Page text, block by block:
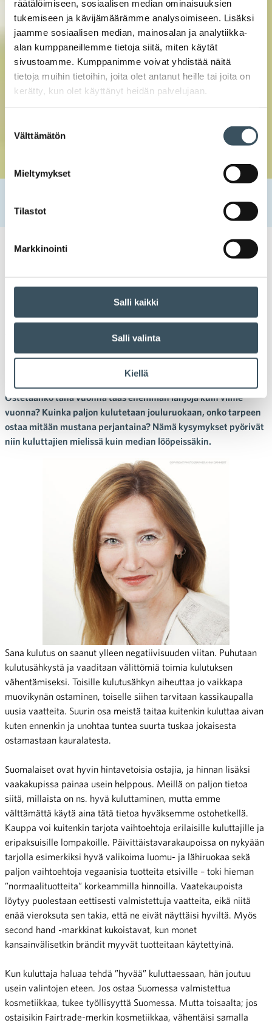
räätälöimiseen, sosiaalisen median ominaisuuksien
tukemiseen ja kävijämäärämme analysoimiseen. Lisäksi
jaamme sosiaalisen median, mainosalan ja analytiikka-
alan kumppaneillemme tietoja siitä, miten käytät
sivustoamme. Kumppanimme voivat yhdistää näitä
tietoja muihin tietoihin, joita olet antanut heille tai joita on
kerätty, kun olet käyttänyt heidän palvelujaan.
valinta
Välttämätön
Mieltymykset
Tilastot
Markkinointi
Salli kaikki
Salli valinta
Kiellä
Kummallisen kunnollinen kuluttaja
Kummallisen kunnollinen
Loppuvuoden kansainväliset myyntikampanjat – Singles’ Day,
Black Friday, Cyber Monday – ja joulun lähestyminen ovat
Ostetaanko tänä vuonna taas enemmän lahjoja kuin viime
vuonna? Kuinka paljon kulutetaan jouluruokaan, onko tarpeen
ostaa mitään mustana perjantaina? Nämä kysymykset pyörivät
niin kuluttajien mielissä kuin median lööpeissäkin.
Sana kulutus on saanut ylleen negatiivisuuden viitan. Puhutaan
kulutusähkystä ja vaaditaan välittömiä toimia kulutuksen
vähentämiseksi. Toisille kulutusähkyn aiheuttaa jo vaikkapa
muovikynän ostaminen, toiselle siihen tarvitaan kassikaupalla
uusia vaatteita. Suurin osa meistä taitaa kuitenkin kuluttaa aivan
kuten ennenkin ja unohtaa tuntea suurta tuskaa jokaisesta
ostamastaan kauralatesta.
Suomalaiset ovat hyvin hintavetoisia ostajia, ja hinnan lisäksi
vaakakupissa painaa usein helppous. Meillä on paljon tietoa
siitä, millaista on ns. hyvä kuluttaminen, mutta emme
välttämättä käytä aina tätä tietoa hyväksemme ostohetkellä.
Kauppa voi kuitenkin tarjota vaihtoehtoja erilaisille kuluttajille ja
eripaksuisille lompakoille. Päivittäistavarakaupoissa on nykyään
tarjolla esimerkiksi hyvä valikoima luomu- ja lähiruokaa sekä
paljon vaihtoehtoja vegaanisia tuotteita etsiville – toki hieman
”normaalituotteita” korkeammilla hinnoilla. Vaatekaupoista
löytyy puolestaan eettisesti valmistettuja vaatteita, eikä niitä
enää vieroksuta sen takia, että ne eivät näyttäisi hyviltä. Myös
second hand -markkinat kukoistavat, kun monet
kansainvälisetkin brändit myyvät tuotteitaan käytettyinä.
Kun kuluttaja haluaa tehdä ”hyvää” kuluttaessaan, hän joutuu
usein valintojen eteen. Jos ostaa Suomessa valmistettua
kosmetiikkaa, tukee työllisyyttä Suomessa. Mutta toisaalta; jos
ostaisikin Fairtrade-merkin kosmetiikkaa, vähentäisi samalla